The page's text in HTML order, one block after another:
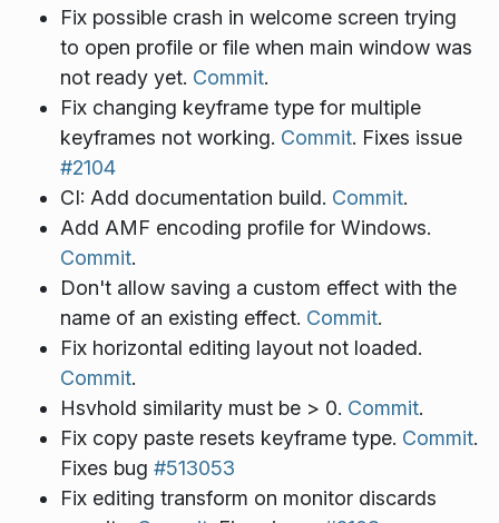
Fix possible crash in welcome screen trying
to open profile or file when main window was
not ready yet. Commit.
Fix changing keyframe type for multiple
keyframes not working. Commit. Fixes issue
#2104
CI: Add documentation build. Commit.
Add AMF encoding profile for Windows.
Commit.
Don't allow saving a custom effect with the
name of an existing effect. Commit.
Fix horizontal editing layout not loaded.
Commit.
Hsvhold similarity must be > 0. Commit.
Fix copy paste resets keyframe type. Commit.
Fixes bug #513053
Fix editing transform on monitor discards